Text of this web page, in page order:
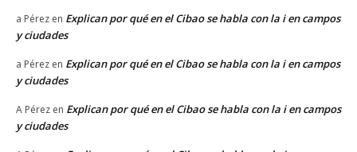
a Pérez en Explican por qué en el Cibao se habla con la i en campos
y ciudades
a Pérez en Explican por qué en el Cibao se habla con la i en campos
y ciudades
A Pérez en Explican por qué en el Cibao se habla con la i en campos
y ciudades